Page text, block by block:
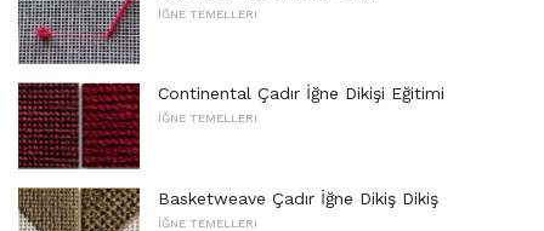
İĞNE TEMELLERI
Continental Çadır İğne Dikişi Eğitimi
İĞNE TEMELLERI
Basketweave Çadır İğne Dikiş Dikiş
İĞNE TEMELLERI